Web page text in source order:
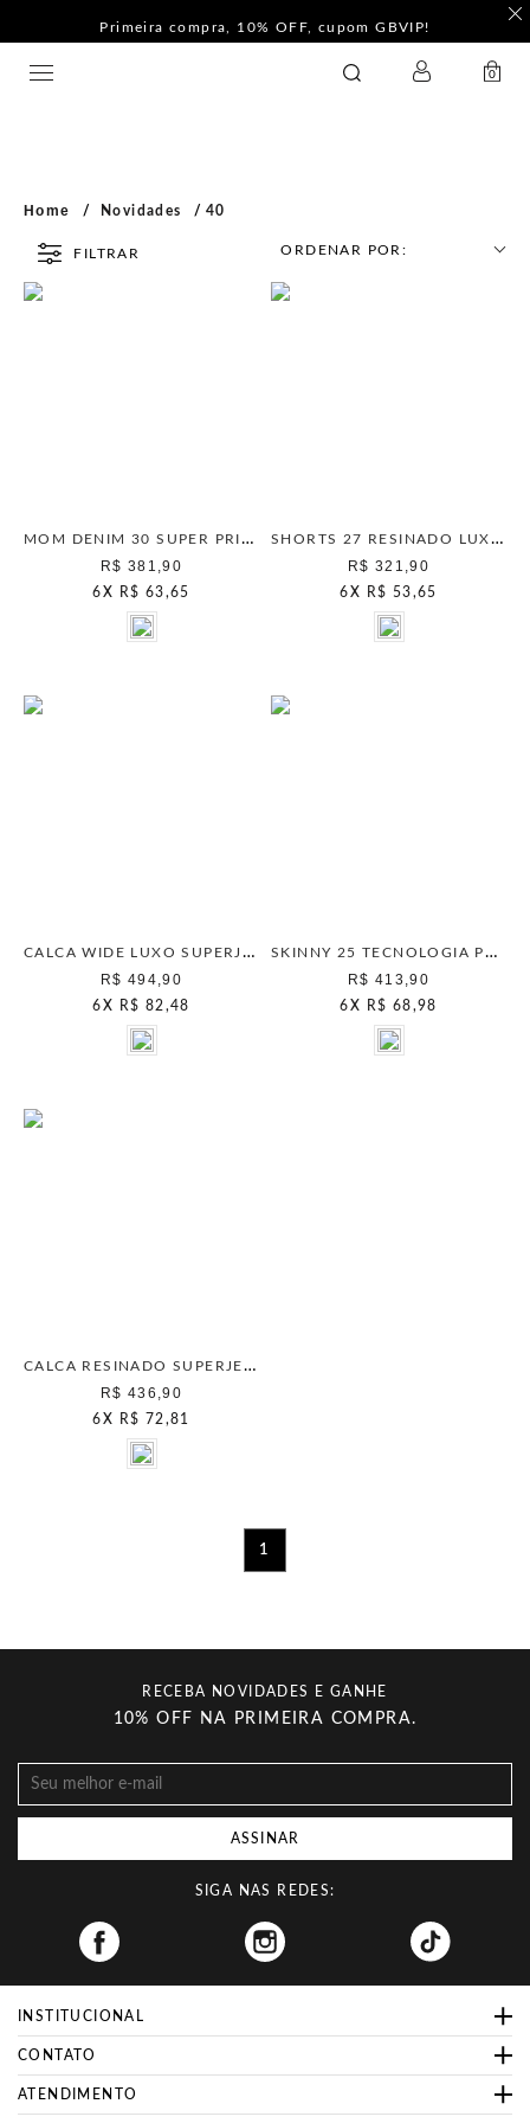
Primeira compra, 10% OFF, cupom GBVIP!
0
Home Novidades 40
FILTRAR ORDENAR POR:
MOM DENIM 30 SUPER PRICE BLUE STONE
R$ 381,90
6 X R$ 63,65
SHORTS 27 RESINADO LUXO BEGE CLASSICO
R$ 321,90
6 X R$ 53,65
CALCA WIDE LUXO SUPERJEANS SEPIA
R$ 494,90
6 X R$ 82,48
SKINNY 25 TECNOLOGIA PRETO
R$ 413,90
6 X R$ 68,98
CALCA RESINADO SUPERJEANS BEGE CLASSICO
R$ 436,90
6 X R$ 72,81
1
RECEBA NOVIDADES E GANHE
10% OFF NA PRIMEIRA COMPRA.
ASSINAR
SIGA NAS REDES:
Facebook
INSTITUCIONAL
CONTATO
ATENDIMENTO